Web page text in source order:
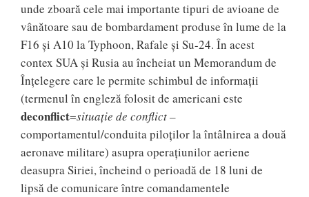
unde zboară cele mai importante tipuri de avioane de
vânătoare sau de bombardament produse în lume de la
F16 și A10 la Typhoon, Rafale și Su-24. În acest
contex SUA și Rusia au încheiat un Memorandum de
Înțelegere care le permite schimbul de informații
(termenul în engleză folosit de americani este
deconflict=situație de conflict –
comportamentul/conduita piloților la întâlnirea a două
aeronave militare) asupra operațiunilor aeriene
deasupra Siriei, încheind o perioadă de 18 luni de
lipsă de comunicare între comandamentele